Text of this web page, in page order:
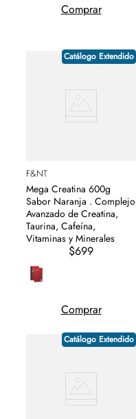
Comprar
Catálogo Extendido
F&NT
Mega Creatina 600g
Sabor Naranja . Complejo
Avanzado de Creatina,
Taurina, Cafeína,
Vitaminas y Minerales
$699
Comprar
Catálogo Extendido